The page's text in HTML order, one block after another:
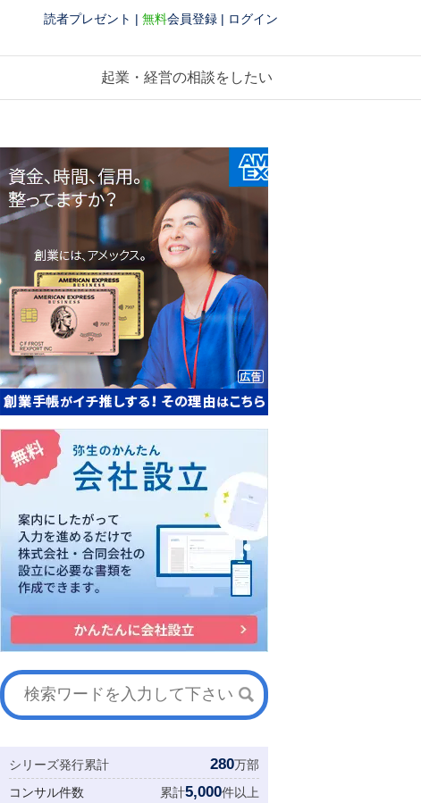
読者プレゼント | 無料会員登録 | ログイン
起業・経営の相談をしたい
シリーズ発行累計 280万部
コンサル件数
累計5,000件以上